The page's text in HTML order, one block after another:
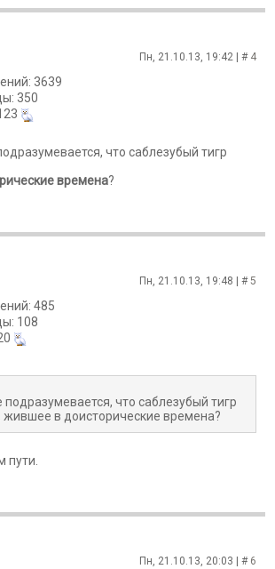
Пн, 21.10.13, 19:42 | # 4
3639
350
что саблезубый тигр
времена?
Пн, 21.10.13, 19:48 | #5
485
108
подразумевается, что саблезубый тигр
в доисторические времена?
пути.
Пн, 21.10.13, 20:03 | # 6